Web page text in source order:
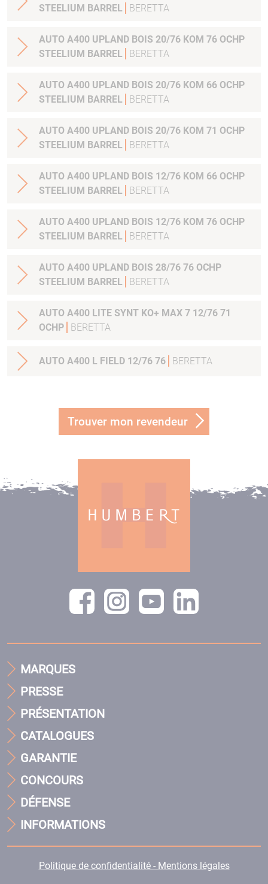
STEELIUM BARREL
BERETTA
AUTO A400 UPLAND BOIS 20/76 KOM 76 OCHP
STEELIUM BARREL
BERETTA
AUTO A400 UPLAND BOIS 20/76 KOM 66 OCHP
STEELIUM BARREL
BERETTA
AUTO A400 UPLAND BOIS 20/76 KOM 71 OCHP
STEELIUM BARREL
BERETTA
AUTO A400 UPLAND BOIS 12/76 KOM 66 OCHP
STEELIUM BARREL
BERETTA
AUTO A400 UPLAND BOIS 12/76 KOM 76 OCHP
STEELIUM BARREL
BERETTA
AUTO A400 UPLAND BOIS 28/76 76 OCHP
STEELIUM BARREL
BERETTA
AUTO A400 LITE SYNT KO+ MAX 7 12/76 71
OCHP
BERETTA
AUTO A400 L FIELD 12/76 76 BERETTA
Trouver mon revendeur
MARQUES
PRESSE
PRÉSENTATION
CATALOGUES
GARANTIE
CONCOURS
DÉFENSE
INFORMATIONS
Politique de confidentialité - Mentions légales